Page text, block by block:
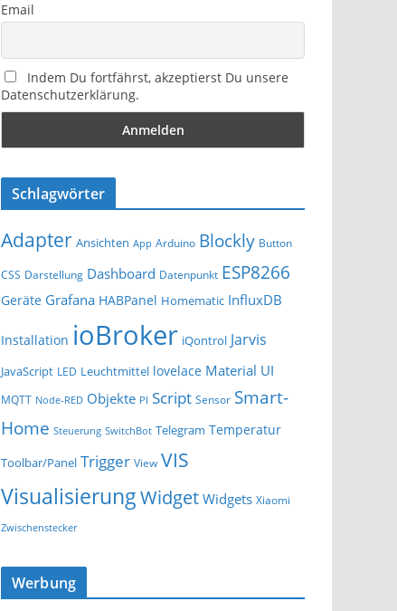
Email
Indem Du fortfährst, akzeptierst Du unsere
Datenschutzerklärung.
Schlagwörter
Adapter Ansichten App Arduino Blockly Button
CSS Darstellung Dashboard Datenpunkt ESP8266
Geräte Grafana HABPanel Homematic InfluxDB
Installation ioBroker iQontrol Jarvis
JavaScript LED Leuchtmittel lovelace Material UI
MQTT Node-RED Objekte PI Script Sensor Smart-
Home Steuerung SwitchBot Telegram Temperatur
Toolbar/Panel Trigger View VIS
VisualisierungWidget Widgets Xiaomi
Zwischenstecker
Werbung